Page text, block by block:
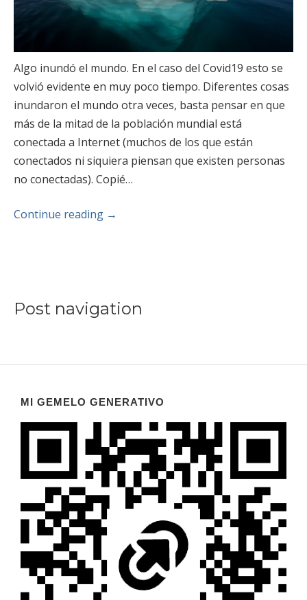
Algo inundó el mundo. En el caso del Covid19 esto se
volvió evidente en muy poco tiempo. Diferentes cosas
inundaron el mundo otra veces, basta pensar en que
más de la mitad de la población mundial está
conectada a Internet (muchos de los que están
conectados ni siquiera piensan que existen personas
no conectadas). Copié…
Continue reading →
Post navigation
MI GEMELO GENERATIVO